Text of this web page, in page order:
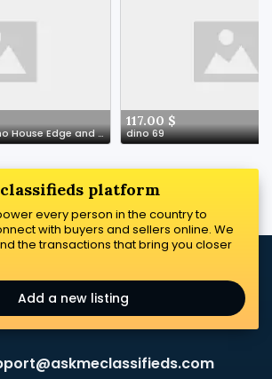
Understanding Casino House Edge and RTP Explained
117.00 $
dino 69
platform
every person in the country to
with buyers and sellers online. We
the transactions that bring you closer
Add a new listing